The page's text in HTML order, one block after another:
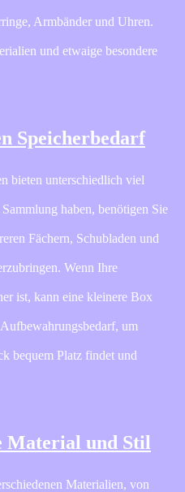
Armbänder und Uhren.
und etwaige besondere
Speicherbedarf
bieten unterschiedlich viel
haben, benötigen Sie
Fächern, Schubladen und
Wenn Ihre
ist, kann eine kleinere Box
um
bequem Platz findet und
Material und Stil
Materialien, von